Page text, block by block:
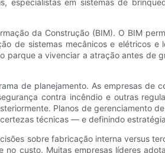
especialistas em sistemas de
da Construção (BIM). O BIM
de sistemas mecânicos e elétricos
a vivenciar a atração antes de
de planejamento. As empresas de
contra incêndio e outras
Planos de gerenciamento
técnicas — e definindo
sobre fabricação interna versus
custo. Muitas empresas líderes